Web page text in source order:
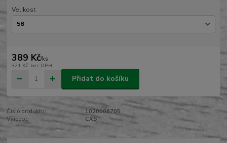
Velikost
389 Kč/ks
321 Kč bez DPH
Přidat do košíku
Číslo produktu:
1020006705
Výrobce:
CXS